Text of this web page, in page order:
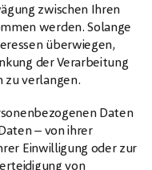
zwischen Ihren
werden. Solange
überwiegen,
der Verarbeitung
zu verlangen.
Daten
– von ihrer
Einwilligung oder zur
von